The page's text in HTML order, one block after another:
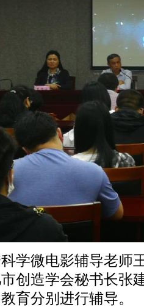
微电影辅导老师
创造学会秘书长张
育分别进行辅导。